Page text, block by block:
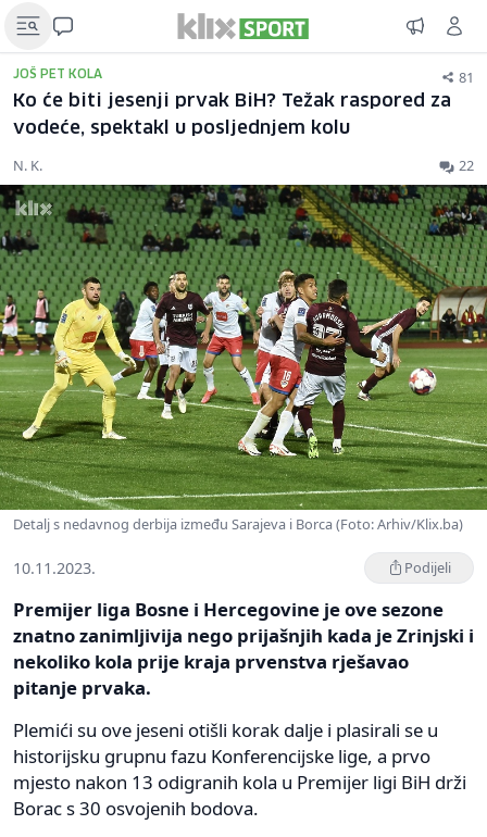
JOŠ PET KOLA 81
Ko će biti jesenji prvak BiH? Težak raspored za
vodeće, spektakl u posljednjem kolu
N. K. 22
Detalj s nedavnog derbija između Sarajeva i Borca (Foto: Arhiv/Klix.ba)
10.11.2023. Podijeli
Premijer liga Bosne i Hercegovine je ove sezone
znatno zanimljivija nego prijašnjih kada je Zrinjski i
nekoliko kola prije kraja prvenstva rješavao
pitanje prvaka.
Plemići su ove jeseni otišli korak dalje i plasirali se u
historijsku grupnu fazu Konferencijske lige, a prvo
mjesto nakon 13 odigranih kola u Premijer ligi BiH drži
Borac s 30 osvojenih bodova.